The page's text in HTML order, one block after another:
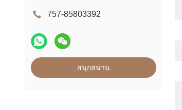
757-85803392
สนุกสนาน